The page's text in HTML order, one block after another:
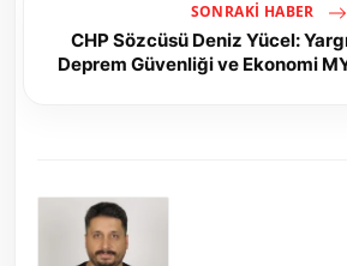
SONRAKI HABER
CHP Sözcüsü Deniz Yücel: Yargı
Deprem Güvenliği ve Ekonomi